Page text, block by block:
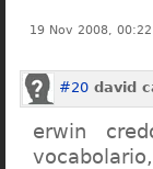
19 Nov 2008, 00:22
#20 david
erwin